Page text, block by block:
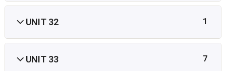
UNIT 32 1
UNIT 33 7